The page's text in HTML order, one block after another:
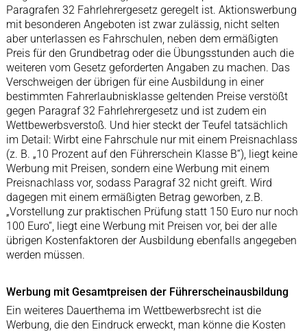
Paragrafen 32 Fahrlehrergesetz geregelt ist. Aktionswerbung
mit besonderen Angeboten ist zwar zulässig, nicht selten
aber unterlassen es Fahrschulen, neben dem ermäßigten
Preis für den Grundbetrag oder die Übungsstunden auch die
weiteren vom Gesetz geforderten Angaben zu machen. Das
Verschweigen der übrigen für eine Ausbildung in einer
bestimmten Fahrerlaubnisklasse geltenden Preise verstößt
gegen Paragraf 32 Fahrlehrergesetz und ist zudem ein
Wettbewerbsverstoß. Und hier steckt der Teufel tatsächlich
im Detail: Wirbt eine Fahrschule nur mit einem Preisnachlass
(z. B. „10 Prozent auf den Führerschein Klasse B“), liegt keine
Werbung mit Preisen, sondern eine Werbung mit einem
Preisnachlass vor, sodass Paragraf 32 nicht greift. Wird
dagegen mit einem ermäßigten Betrag geworben, z.B.
„Vorstellung zur praktischen Prüfung statt 150 Euro nur noch
100 Euro“, liegt eine Werbung mit Preisen vor, bei der alle
übrigen Kostenfaktoren der Ausbildung ebenfalls angegeben
werden müssen.
Werbung mit Gesamtpreisen der Führerscheinausbildung
Ein weiteres Dauerthema im Wettbewerbsrecht ist die
Werbung, die den Eindruck erweckt, man könne die Kosten